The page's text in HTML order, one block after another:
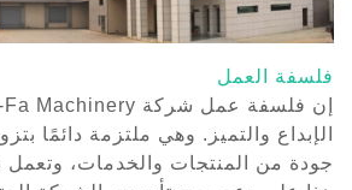
فلسفة العمل
الإبداع والتميز. وهي ملتزمة دائمًا
جودة من المنتجات والخدمات، وتعمل